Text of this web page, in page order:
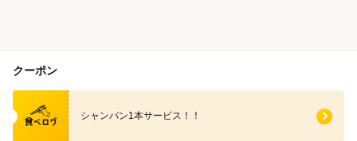
クーポン
食べログ クーポン
シャンパン1本サービス！！